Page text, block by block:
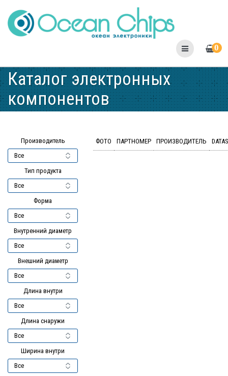
to
content
0
Каталог электронных
компонентов
Производитель
Тип продукта
Форма
Внутренний диаметр
Внешний диаметр
Длина внутри
Длина снаружи
Ширина внутри
ФОТО ПАРТНОМЕР ПРОИЗВОДИТЕЛЬ